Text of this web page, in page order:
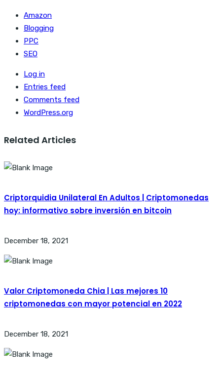
Amazon
Blogging
PPC
SEO
Log in
Entries feed
Comments feed
WordPress.org
Related Articles
Criptorquidia Unilateral En Adultos | Criptomonedas
hoy: informativo sobre inversión en bitcoin
December 18, 2021
Valor Criptomoneda Chia | Las mejores 10
criptomonedas con mayor potencial en 2022
December 18, 2021